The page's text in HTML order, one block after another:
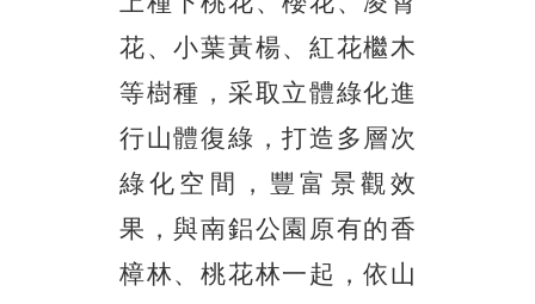
花、小葉黃楊、紅花檵木
等樹種，采取立體綠化進
行山體復綠，打造多層次
綠化空間，豐富景觀效
果，與南鋁公園原有的香
樟林、桃花林一起，依山